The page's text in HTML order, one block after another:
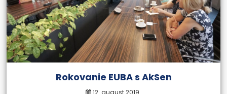
Rokovanie EUBA s AkSen